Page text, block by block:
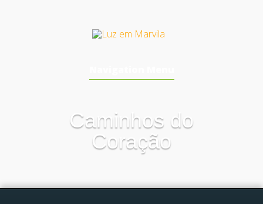
Caminhos do
Coração